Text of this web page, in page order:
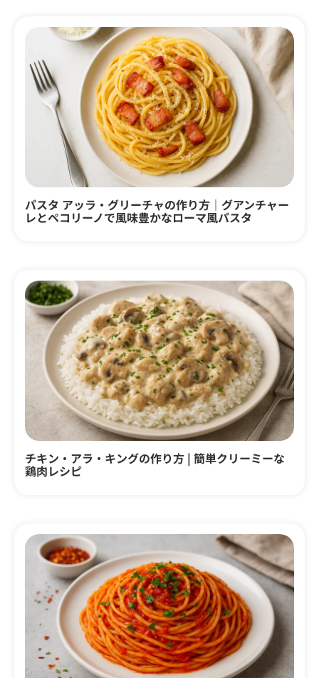
パスタ アッラ・グリーチャの作り方｜グアンチャー
レとペコリーノで風味豊かなローマ風パスタ
チキン・アラ・キングの作り方 | 簡単クリーミーな
鶏肉レシピ